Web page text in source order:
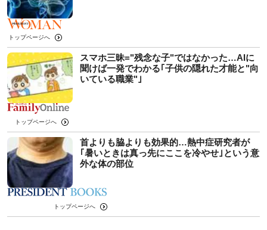
トップページへ
スマホ三昧="残念な子"ではなかった…AIに
聞けば一発でわかる｢子供の隠れた才能と"向
いている職業"｣
トップページへ
首よりも脇よりも効果的…熱中症研究者が
｢暑いときは真っ先にここを冷やせ｣という意
外な体の部位
トップページへ